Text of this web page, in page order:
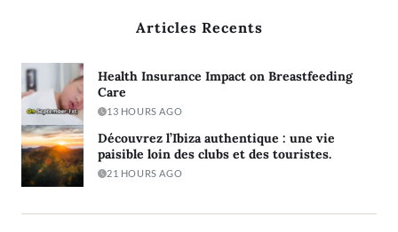
Articles Recents
Health Insurance Impact on Breastfeeding
Care
13 HOURS AGO
Découvrez l’Ibiza authentique : une vie
paisible loin des clubs et des touristes.
21 HOURS AGO